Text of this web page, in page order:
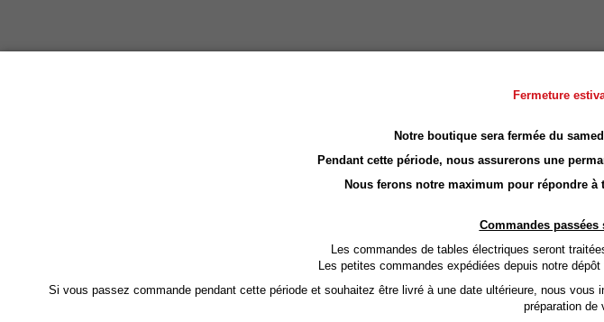
LES CLIENTS AYANT ACHETÉ CE PRODUIT ONT ÉGALEMENT CHOISI :
Fermeture
Notre boutique sera fermée du
Pendant cette période, nous assurerons une
Nous ferons notre maximum pour répondre
Commandes
Les commandes de tables électriques seront
Les petites commandes expédiées depuis notre
Si vous passez commande pendant cette période et souhaitez être livré à une date ultérieure, nous
préparation de